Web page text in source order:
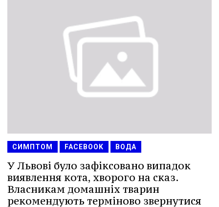
СИМПТОМ FACEBOOK ВОДА
У Львові було зафіксовано випадок
виявлення кота, хворого на сказ.
Власникам домашніх тварин
рекомендують терміново звернутися